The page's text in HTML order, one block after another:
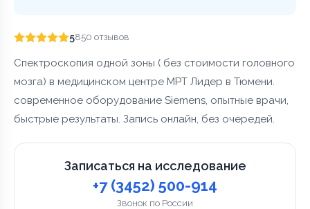
5850 отзывов
Спектроскопия одной зоны ( без стоимости головного
мозга) в медицинском центре МРТ Лидер в Тюмени.
современное оборудование Siemens, опытные врачи,
быстрые результаты. Запись онлайн, без очередей.
Записаться на исследование
+7 (3452) 500-914
Звонок по России